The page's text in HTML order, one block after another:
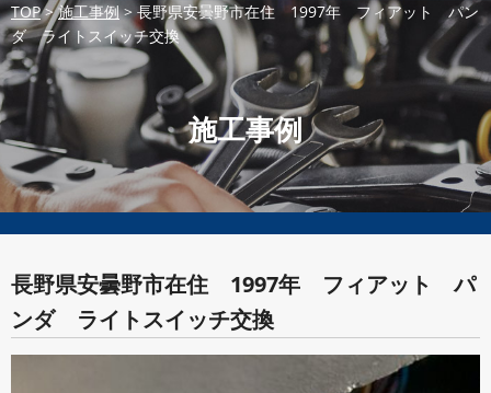
TOP>施工事例>長野県安曇野市在住 1997年 フィアット パン
ダ ライトスイッチ交換
施工事例
長野県安曇野市在住 1997年 フィアット パ
ンダ ライトスイッチ交換